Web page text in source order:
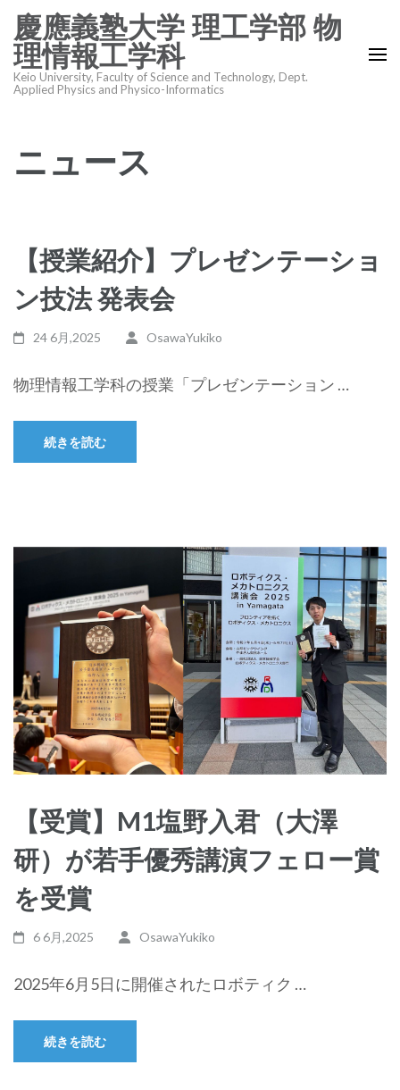
ン
テ
ン
(Enter
慶應義塾大学 理工学部 物
理情報工学科
Keio University, Faculty of Science and Technology, Dept.
Applied Physics and Physico-Informatics
ニュース
【授業紹介】プレゼンテーショ
ン技法 発表会
24 6月,2025 OsawaYukiko
物理情報工学科の授業「プレゼンテーション …
続きを読む
【受賞】M1塩野入君（大澤
研）が若手優秀講演フェロー賞
を受賞
6 6月,2025 OsawaYukiko
2025年6月5日に開催されたロボティク …
続きを読む